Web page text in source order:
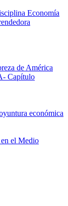
Economía
de América
Capítulo
económica
el Medio